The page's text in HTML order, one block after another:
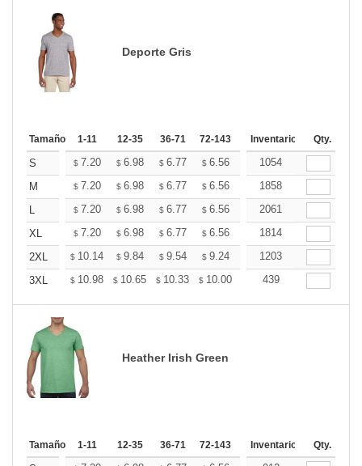
Deporte Gris
Tamaño 1-11 12-35 36-71 72-143 144-287 288 + Mas
Inventario Qty.
S $ 7.20 $ 6.98 $ 6.77 $ 6.56 6.34
1054
M
$ 7.20 $ 6.98 $ 6.77 $ 6.56 6.34
1858
L
$ 7.20 $ 6.98 $ 6.77 $ 6.56 6.34
2061
XL
$ 7.20 $ 6.98 $ 6.77 $ 6.56 6.34
1814
2XL
$ 10.14 $ 9.84 $ 9.54 $ 9.24 8.94
1203
3XL
$ 10.98 $ 10.65 $ 10.33 $ 10.00 9.67
439
Heather Irish Green
Tamaño 1-11 12-35 36-71 72-143 144-287 288 + Mas
Inventario Qty.